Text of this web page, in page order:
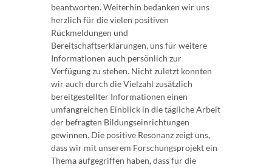
beantworten. Weiterhin bedanken wir uns
herzlich für die vielen positiven
Rückmeldungen und
Bereitschaftserklärungen, uns für weitere
Informationen auch persönlich zur
Verfügung zu stehen. Nicht zuletzt konnten
wir auch durch die Vielzahl zusätzlich
bereitgestellter Informationen einen
umfangreichen Einblick in die tägliche Arbeit
der befragten Bildungseinrichtungen
gewinnen. Die positive Resonanz zeigt uns,
dass wir mit unserem Forschungsprojekt ein
Thema aufgegriffen haben, dass für die